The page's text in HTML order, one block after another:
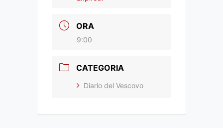
ORA
9:00
CATEGORIA
Diario del Vescovo